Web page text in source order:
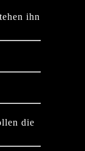
ihn
die